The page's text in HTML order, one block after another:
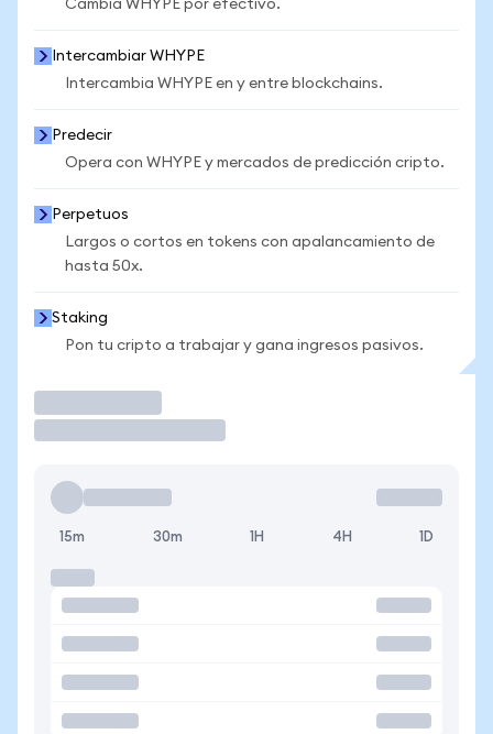
Cambia WHYPE por efectivo.
Intercambiar WHYPE
Intercambia WHYPE en y entre blockchains.
Predecir
Opera con WHYPE y mercados de predicción cripto.
Perpetuos
Largos o cortos en tokens con apalancamiento de
hasta 50x.
Staking
Pon tu cripto a trabajar y gana ingresos pasivos.
15m 30m 1H 4H 1D